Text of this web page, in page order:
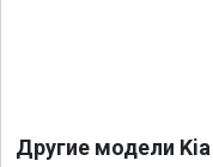
Другие модели Kia